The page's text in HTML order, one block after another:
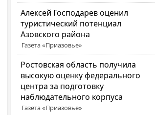
Алексей Господарев оценил
туристический потенциал
Азовского района
Газета «Приазовье»
Ростовская область получила
высокую оценку федерального
центра за подготовку
наблюдательного корпуса
Газета «Приазовье»